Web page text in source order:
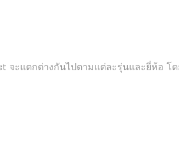
ะแตกต่างกันไปตามแต่ละรุ่นและยี่ห้อ